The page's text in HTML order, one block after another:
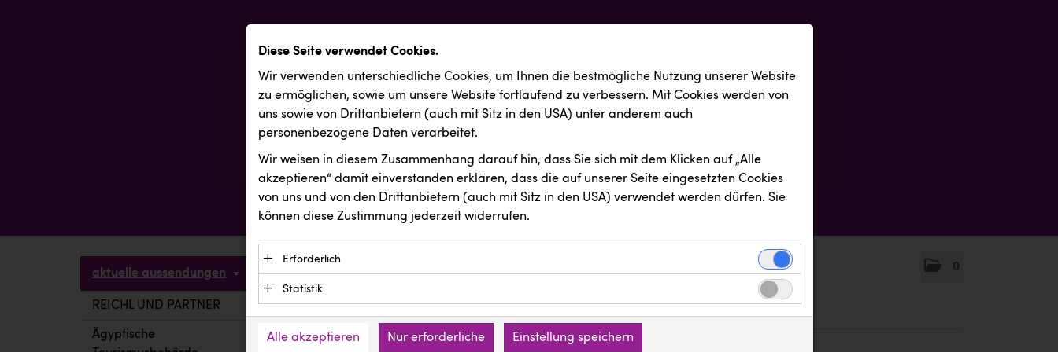
0
aktuelle aussendungen
REICHL UND PARTNER
Ägyptische
Diese Seite verwendet Cookies.
Wir verwenden unterschiedliche Cookies, um Ihnen die best­mögliche Nutzung unserer Website
zu ermöglichen, sowie um unsere Website fortlaufend zu verbessern. Mit Cookies werden von
uns sowie von Drittanbietern (auch mit Sitz in den USA) unter anderem auch
personenbezogene Daten verarbeitet.
Wir weisen in diesem Zusammenhang darauf hin, dass Sie sich mit dem Klicken auf „Alle
akzeptieren“ damit ein­ver­standen erklären, dass die auf unserer Seite eingesetzten Cookies
von uns und von den Drittanbietern (auch mit Sitz in den USA) verwendet werden dürfen. Sie
können diese Zustimmung jederzeit widerrufen.
Erforderlich
Essenzielle Cookies ermöglichen grundlegende Funktionen und sind für die einwandfreie
Funktion der Website erforderlich. Diese Cookies speichern keine personenbezogenen
Daten und werden an keine Dritten übermittelt.
Anbieter: Eigentümer der Website (Erstanbieter)
Statistik
verstehen, wie unsere Besucher unsere Website nutzen.
Alle akzeptieren Nur erforderliche Einstellung speichern